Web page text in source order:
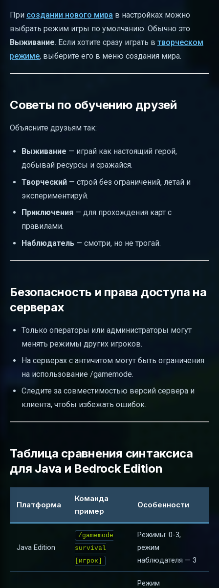
При создании нового мира в настройках можно
выбрать режим игры по умолчанию. Обычно это
Выживание. Если хотите сразу играть в творческом
режиме, выберите его в меню создания мира.
Советы по обучению друзей
Объясните друзьям так:
Выживание — играй как настоящий герой,
добывай ресурсы и сражайся.
Творческий — строй без ограничений, летай и
экспериментируй.
Приключения — для прохождения карт с
правилами.
Наблюдатель — смотри, но не трогай.
Безопасность и права доступа на
серверах
Только операторы или администраторы могут
менять режимы других игроков.
На серверах с античитом могут быть ограничения
на использование /gamemode.
Следите за совместимостью версий сервера и
клиента, чтобы избежать ошибок.
Таблица сравнения синтаксиса
для Java и Bedrock Edition
Платформа
Команда
пример
Особенности
Java Edition
/gamemode
survival
[игрок]
Режимы: 0-3,
режим
наблюдателя — 3
Режим